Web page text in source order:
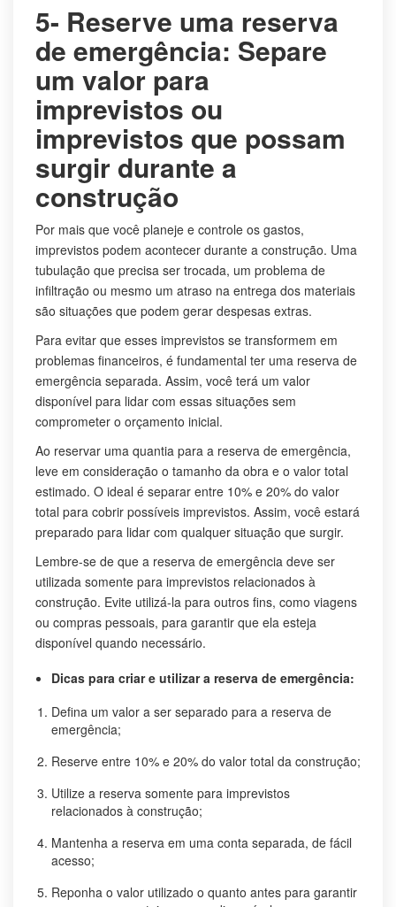
5- Reserve uma reserva
de emergência: Separe
um valor para
imprevistos ou
imprevistos que possam
surgir durante a
construção
Por mais que você planeje e controle os gastos,
imprevistos podem acontecer durante a construção. Uma
tubulação que precisa ser trocada, um problema de
infiltração ou mesmo um atraso na entrega dos materiais
são situações que podem gerar despesas extras.
Para evitar que esses imprevistos se transformem em
problemas financeiros, é fundamental ter uma reserva de
emergência separada. Assim, você terá um valor
disponível para lidar com essas situações sem
comprometer o orçamento inicial.
Ao reservar uma quantia para a reserva de emergência,
leve em consideração o tamanho da obra e o valor total
estimado. O ideal é separar entre 10% e 20% do valor
total para cobrir possíveis imprevistos. Assim, você estará
preparado para lidar com qualquer situação que surgir.
Lembre-se de que a reserva de emergência deve ser
utilizada somente para imprevistos relacionados à
construção. Evite utilizá-la para outros fins, como viagens
ou compras pessoais, para garantir que ela esteja
disponível quando necessário.
Dicas para criar e utilizar a reserva de emergência:
Defina um valor a ser separado para a reserva de
emergência;
Reserve entre 10% e 20% do valor total da construção;
Utilize a reserva somente para imprevistos
relacionados à construção;
Mantenha a reserva em uma conta separada, de fácil
acesso;
Reponha o valor utilizado o quanto antes para garantir